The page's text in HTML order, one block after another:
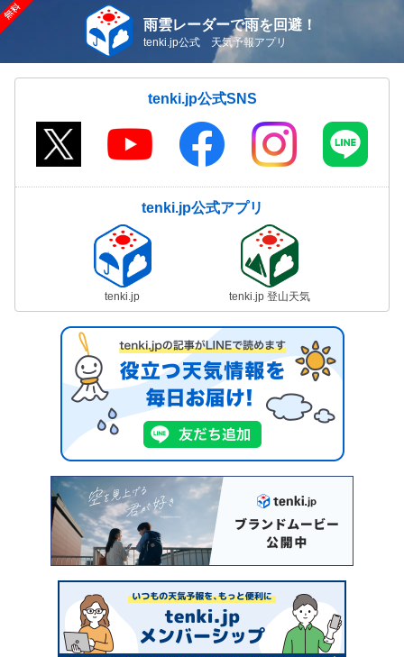
雨雲レーダーで雨を回避！
tenki.jp公式 天気予報アプリ
tenki.jp公式SNS
tenki.jp公式アプリ
tenki.jp tenki.jp 登山天気